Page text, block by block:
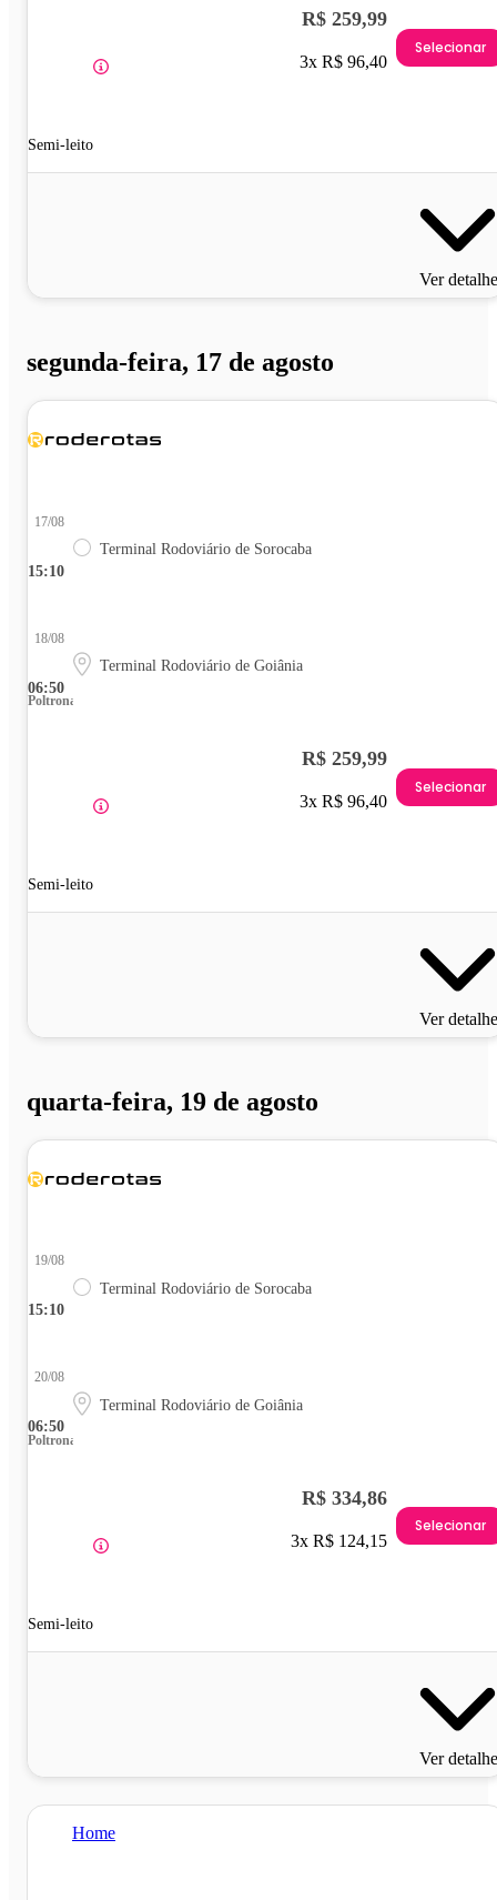
Semi-leito
R$ 259,99
3x R$ 96,40
Selecionar
Ver
segunda-feira, 17 de agosto
15:10
17/08
Terminal Rodoviário de Sorocaba
06:50
18/08
Terminal Rodoviário de Goiânia
Poltrona
Semi-leito
R$ 259,99
3x R$ 96,40
Selecionar
Ver
quarta-feira, 19 de agosto
15:10
19/08
Terminal Rodoviário de Sorocaba
06:50
20/08
Terminal Rodoviário de Goiânia
Poltrona
Semi-leito
R$ 334,86
3x R$ 124,15
Selecionar
Ver
Home